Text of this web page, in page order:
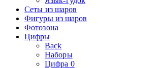
Сеты из шаров
Фигуры из шаров
Фотозона
Цифры
Back
Наборы
Цифра 0